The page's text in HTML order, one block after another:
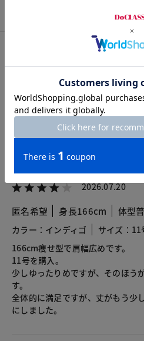
カスタマーレビュー
4.3 3レビュー
2026.07.20
匿名希望 身長166cm 体型
カラー：インディゴ
サイズ：11
166cm痩せ型で肩幅広めです。
11号を購入。
少しゆったりめですが、そのほう
す。
全体的に満足ですが、丈がもう少
にしました。